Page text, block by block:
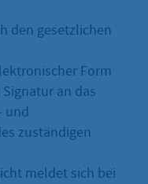
den gesetzlichen
Form
an das
und
zuständigen
meldet sich bei